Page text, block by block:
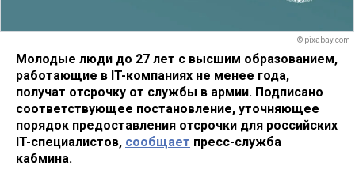
© pixabay.com
Молодые люди до 27 лет с высшим образованием,
работающие в IT-компаниях не менее года,
получат отсрочку от службы в армии. Подписано
соответствующее постановление, уточняющее
порядок предоставления отсрочки для российских
IT-специалистов, сообщает пресс-служба
кабмина.